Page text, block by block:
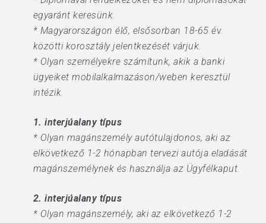
egyaránt keresünk.
* Magyarországon élő, elsősorban 18-65 év
közötti korosztály jelentkezését várjuk.
* Olyan személyekre számítunk, akik a banki
ügyeiket mobilalkalmazáson/weben keresztül
intézik.
1. interjúalany típus
* Olyan magánszemély autótulajdonos, aki az
elkövetkező 1-2 hónapban tervezi autója eladását
magánszemélynek és használja az Ügyfélkaput.
2. interjúalany típus
* Olyan magánszemély, aki az elkövetkező 1-2